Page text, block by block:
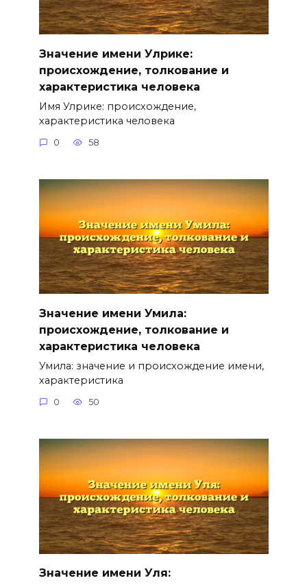
Значение имени Улрике:
происхождение, толкование и
характеристика человека
Имя Улрике: происхождение,
характеристика человека
0 58
Значение имени Умила:
происхождение, толкование и
характеристика человека
Умила: значение и происхождение имени,
характеристика
0 50
Значение имени Уля: